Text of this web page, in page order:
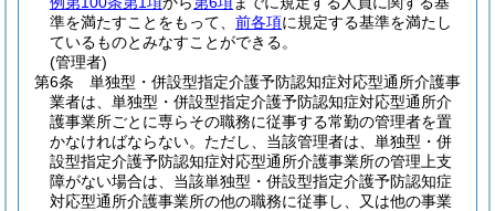
準を満たすことをもって、 前各項に規定する基準を満たし
ているものとみなすことができる。
(管理者)
第6条
単独型・併設型指定介護予防認知症対応型通所介護事
業者は、単独型・併設型指定介護予防認知症対応型通所介
護事業所ごとに専らその職務に従事する常勤の管理者を置
かなければならない。 ただし、当該管理者は、単独型・併
設型指定介護予防認知症対応型通所介護事業所の管理上支
障がない場合は、当該単独型・併設型指定介護予防認知症
対応型通所介護事業所の他の職務に従事し、又は他の事業